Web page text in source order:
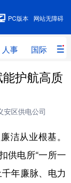
网站无障碍
PC版本
人事 国际 财
人事
教育
体育
军事
护航高质
安区供电公司
从业根基。
供电所“一所一
年廉脉、电力